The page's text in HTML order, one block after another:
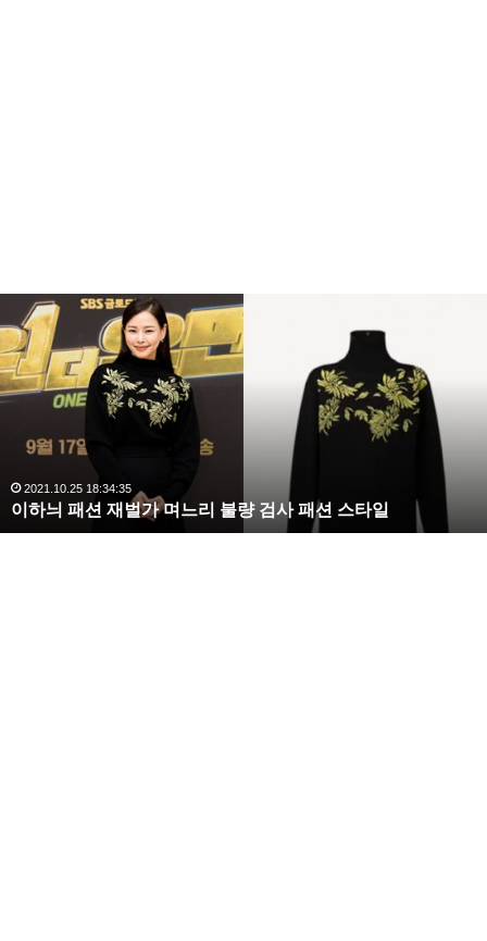
하
늬
패
션
며
느
리
2021.10.25 18:34:35
이하늬 패션 재벌가 며느리 불량 검사 패션 스타일